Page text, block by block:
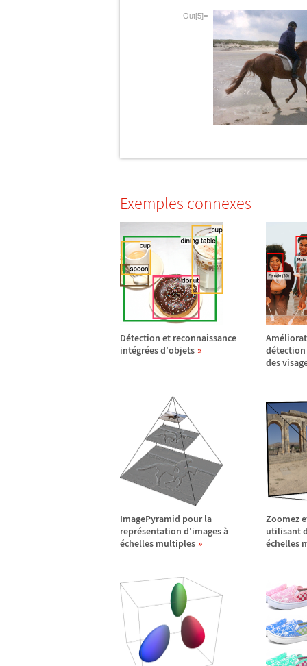
Out[5]=
Exemples connexes
Détection et reconnaissance
intégrées d'objets
Amé
détection
des
ImagePyramid pour la
représentation d'imagesà
échelles multiples
Zoomez
utilisant
échelles